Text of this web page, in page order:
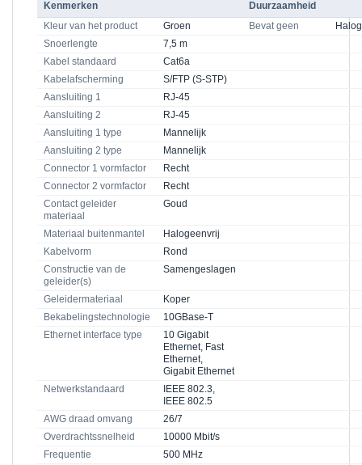
Kenmerken
Duurzaamheid
Kleur van het product
Groen Bevat geen
Snoerlengte
7,5 m
Kabel standaard
Cat6a
Kabelafscherming
S/FTP (S-STP)
Aansluiting 1
RJ-45
Aansluiting 2
RJ-45
Aansluiting 1 type
Mannelijk
Aansluiting 2 type
Mannelijk
Connector 1 vormfactor
Recht
Connector 2 vormfactor
Recht
Contact geleider
materiaal
Goud
Materiaal buitenmantel
Halogeenvrij
Kabelvorm
Rond
Constructie van de
geleider(s)
Samengeslagen
Geleidermateriaal
Koper
Bekabelingstechnologie
10GBase-T
Ethernet interface type
10 Gigabit
Ethernet, Fast
Ethernet,
Gigabit Ethernet
Netwerkstandaard
IEEE 802.3,
IEEE 802.5
AWG draad omvang
26/7
Overdrachtssnelheid
10000 Mbit/s
Frequentie
500 MHz